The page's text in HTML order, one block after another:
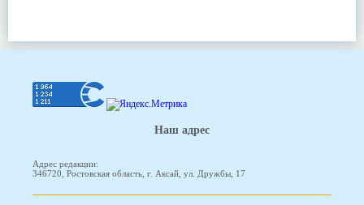
Наш адрес
Адрес редакции:
346720, Ростовская область, г. Аксай, ул. Дружбы, 17